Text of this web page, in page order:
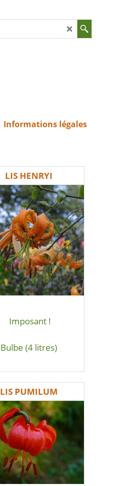
Informations légales
LIS HENRYI
Imposant !
Bulbe (4 litres)
LIS PUMILUM